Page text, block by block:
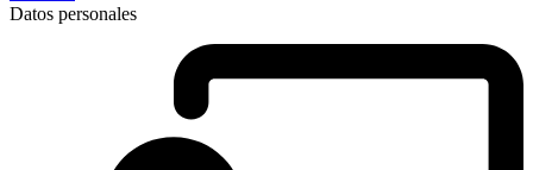
Datos personales